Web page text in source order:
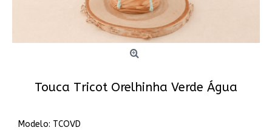
Touca Tricot Orelhinha Verde Água
Modelo: TCOVD